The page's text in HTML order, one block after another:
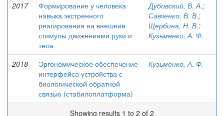
2017
Формирование у человека
навыка экстренного
реагирования на внешние
стимулы движениями руки и
тела
Дубовский, В. А.;
Савченко, В. В.;
Щербина, Н. В.;
Кузьменко, А. Ф.
2018
Эргономическое обеспечение
интерфейса устройства с
биологической обратной
связью (стабилоплатформа)
Кузьменко, А. Ф.
Showing results 1 to 2 of 2